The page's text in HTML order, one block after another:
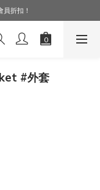
$50！
折扣！
$50！
#外套